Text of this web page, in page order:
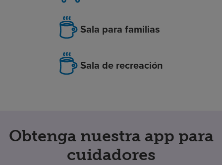
Sala para familias
Sala de recreación
Obtenga nuestra app para
cuidadores